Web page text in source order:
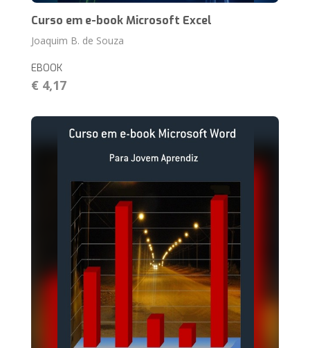
Curso em e-book Microsoft Excel
Joaquim B. de Souza
EBOOK
€ 4,17